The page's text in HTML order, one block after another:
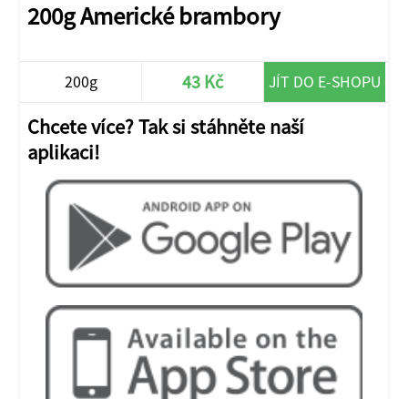
200g Americké brambory
200g 43 Kč JÍT DO E-SHOPU
Chcete více? Tak si stáhněte naší
aplikaci!